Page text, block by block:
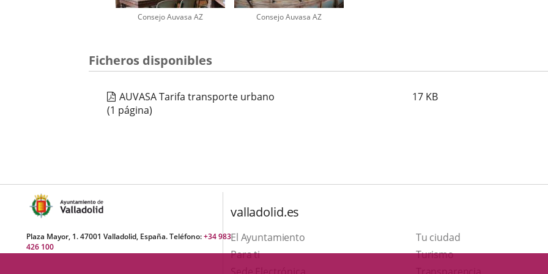
Consejo Auvasa AZ Consejo Auvasa AZ
de
Ficheros disponibles
AUVASA Tarifa transporte urbano 17 KB
(1 página)
Plaza Mayor, 1. 47001 Valladolid, España. Teléfono:+34 983
426 100
valladolid.es
El Ayuntamiento
Tu ciudad
Para ti
TurismoEste